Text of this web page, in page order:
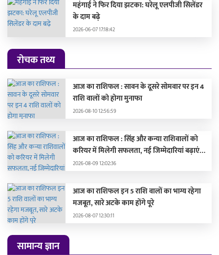
महंगाई ने फिर दिया झटका: घरेलू एलपीजी सिलेंडर
के दाम बढ़े
2026-06-07 17:18:42
रोचक तथ्य
आज का राशिफल : सावन के दूसरे सोमवार पर इन 4
राशि वालों को होगा मुनाफा
2026-08-10 12:56:59
आज का राशिफल : सिंह और कन्या राशिवालों को
करियर में मिलेगी सफलता, नई जिम्मेदारियां बढ़ाएंगी
मान-सम्मान
2026-08-09 12:02:36
आज का राशिफल इन 5 राशि वालों का भाग्य रहेगा
मजबूत, सारे अटके काम होंगे पूरे
2026-08-07 12:30:11
सामान्य ज्ञान